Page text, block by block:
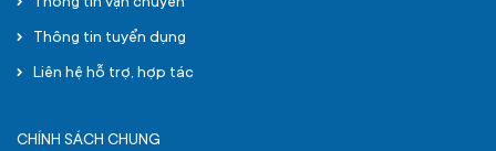
Thông tin tuyển dụng
Liên hệ hỗ trợ, hợp tác
CHÍNH SÁCH CHUNG